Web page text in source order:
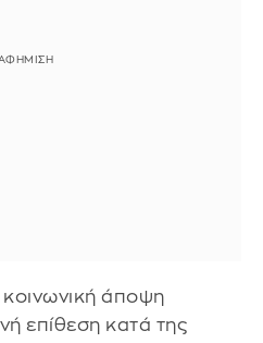
άποψη
επίθεση κατά της